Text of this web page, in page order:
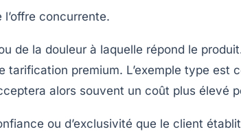
concurrente.
de la douleur à laquelle répond le
premium. L’exemple type est
alors souvent un coût plus élevé
ou d’exclusivité que le client